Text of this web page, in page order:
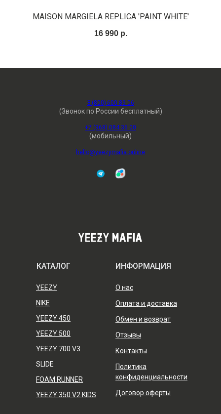
MAISON MARGIELA REPLICA 'PAINT WHITE'
16 990 р.
8 (800) 600 89 06
(Звонок по России бесплатный)
+7 (968) 084 36 00
(мобильный)
hello@yeezymafia.online
КАТАЛОГ ИНФОРМАЦИЯ
YEEZY
YEEZY 500
SLIDE
YEEZY 700 V3
О нас
Оплата и доставка
Отзывы
Контакты
Политика
конфиденциальности
Договор оферты
YEEZY 350 V2 KIDS
FOAM RUNNER
Обмен и возврат
NIKE
YEEZY 450